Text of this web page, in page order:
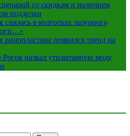
со скидкам и наличием
подделки
снялась в колготках лазурного
появился тренд на
назвал утилитарную моду